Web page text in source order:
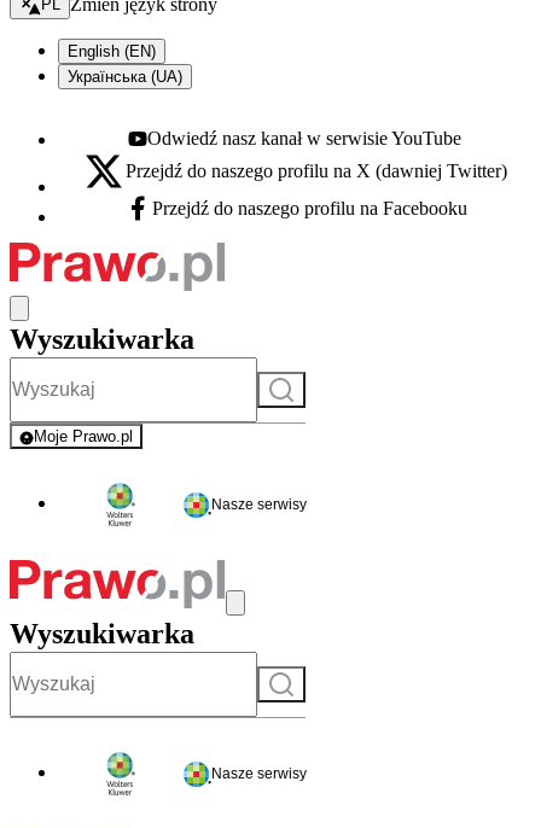
PL Zmień język strony
English (EN)
Українська (UA)
Youtube - otwiera się w nowej karcie
Odwiedź nasz kanał w serwisie YouTube
X - otwiera się w nowej karcie
Przejdź do naszego profilu na X (dawniej Twitter)
Facebook - otwiera się w nowej karcie
Przejdź do naszego profilu na Facebooku
Wyszukiwarka
Szukaj
Moje Prawo.pl
- rejestracja i logowanie do serwisu
Nasze serwisy
Wyszukiwarka
Szukaj
Nasze serwisy